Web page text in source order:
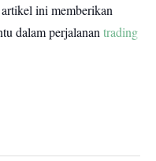
ini memberikan
dalam perjalanantrading